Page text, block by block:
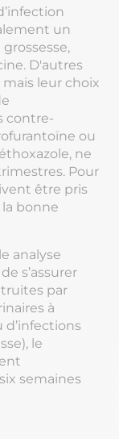
un
D'autres
leur choix
contre-
ou
ne
Pour
être pris
bonne
analyse
s’assurer
par
à
d’infections
le
semaines